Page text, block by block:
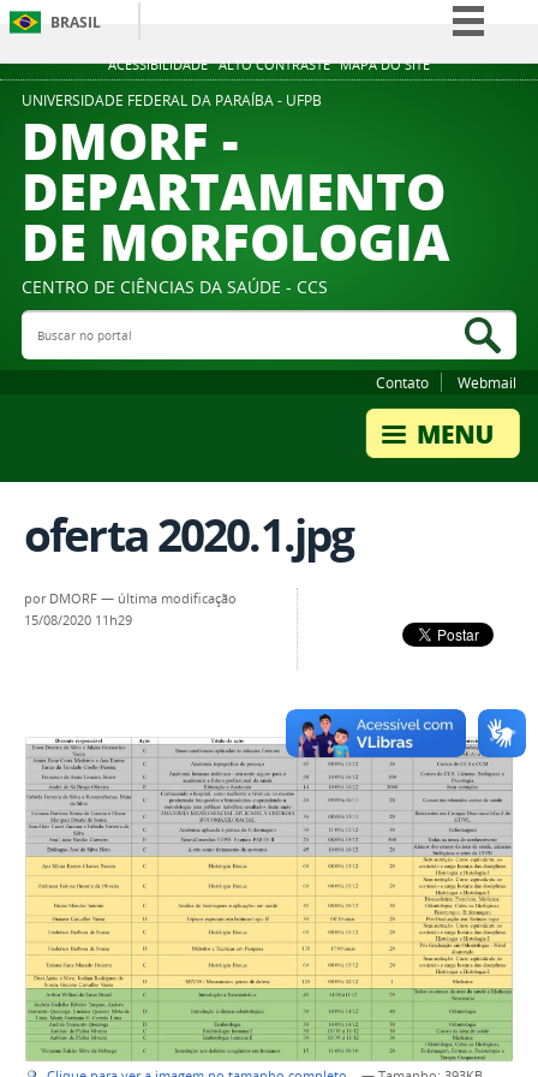
ACESSIBILIDADE ALTO CONTRASTE MAPA DO SITE
BRASIL
Simplifique!
Acesso à informação
Legislação
Canais
UNIVERSIDADE FEDERAL DA PARAÍBA - UFPB
DMORF -
DEPARTAMENTO
DE MORFOLOGIA
CENTRO DE CIÊNCIAS DA SAÚDE - CCS
Buscar no portal
Contato Webmail
oferta 2020.1.jpg
por DMORF — última modificação
15/08/2020 11h29